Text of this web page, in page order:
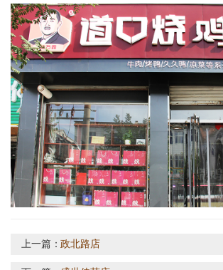
上一篇：政北路店